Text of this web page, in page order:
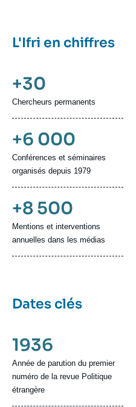
L'Ifri en chiffres
+30
Chercheurs permanents
+6 000
Conférences et séminaires
organisés depuis 1979
+8 500
Mentions et interventions
annuelles dans les médias
Dates clés
1936
Année de parution du premier
numéro de la revue Politique
étrangère